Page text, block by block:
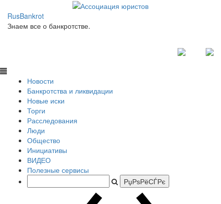
RusBankrot
Знаем все о банкротстве.
Новости
Банкротства и ликвидации
Новые иски
Торги
Расследования
Люди
Общество
Инициативы
ВИДЕО
Полезные сервисы